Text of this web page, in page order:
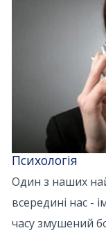
Психологія
Один з наших
всередині нас -
часу змушений